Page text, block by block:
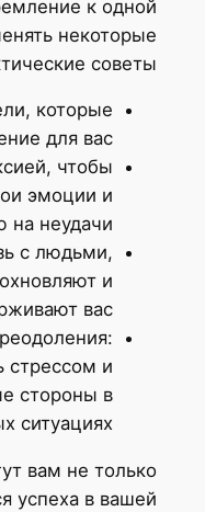
к одной
некоторые
советы:
которые
для вас.
чтобы
эмоции и
на неудачи.
с людьми,
и
вас.
стрессом и
стороны в
ситуациях.
вам не только
успеха в вашей